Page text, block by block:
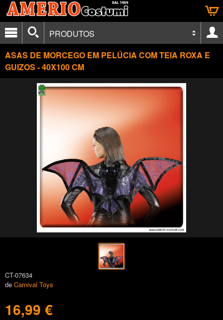
PRODUTOS
ASAS DE MORCEGO EM PELÚCIA COM TEIA ROXA E
GUIZOS - 40X100 CM
CT-07634
de Carnival Toys
16,99 €